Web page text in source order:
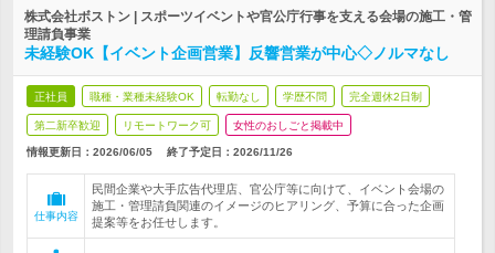
株式会社ボストン | スポーツイベントや官公庁行事を支える会場の施工・管
理請負事業
未経験OK【イベント企画営業】反響営業が中心◇ノルマなし
正社員 職種・業種未経験OK 転勤なし 学歴不問 完全週休2日制
第二新卒歓迎 リモートワーク可 女性のおしごと掲載中
情報更新日：2026/06/05 終了予定日： 2026/11/26
仕事内容
民間企業や大手広告代理店、官公庁等に向けて、イベント会場の
施工・管理請負関連のイメージのヒアリング、予算に合った企画
提案等をお任せします。